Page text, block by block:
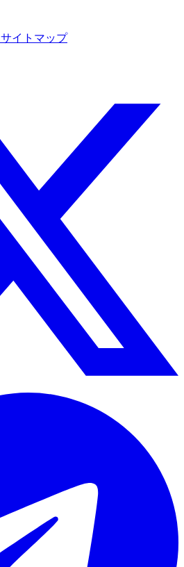
サイトマップ